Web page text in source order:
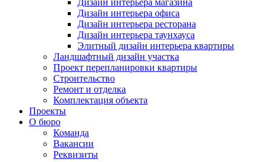
Дизайн интерьера магазина
Дизайн интерьера офиса
Дизайн интерьера ресторана
Дизайн интерьера таунхауса
Элитный дизайн интерьера квартиры
Ландшафтный дизайн участка
Проект перепланировки квартиры
Строительство
Ремонт и отделка
Комплектация объекта
Проекты
О бюро
Команда
Вакансии
Реквизиты